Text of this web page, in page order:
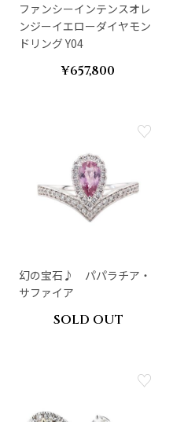
ファンシーインテンスオレ
ンジーイエローダイヤモン
ドリング Y04
¥657,800
幻の宝石♪ パパラチア・
サファイア
SOLD OUT